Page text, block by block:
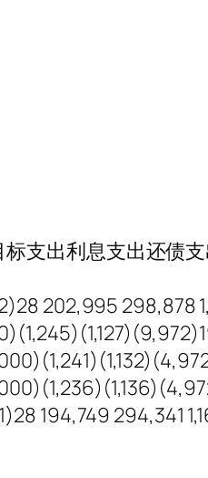
支出利息支出还债
202,995 298,878
194,749 294,341